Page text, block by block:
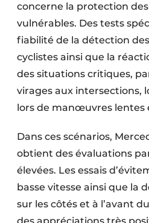
concerne la protection
vulnérables. Des tests
fiabilité de la détection
cyclistes ainsi que la
des situations critiques,
virages aux intersections,
lors de manœuvres lentes
Dans ces scénarios,
obtient des évaluations
élevées. Les essais
basse vitesse ainsi que la
sur les côtés et à l’avant